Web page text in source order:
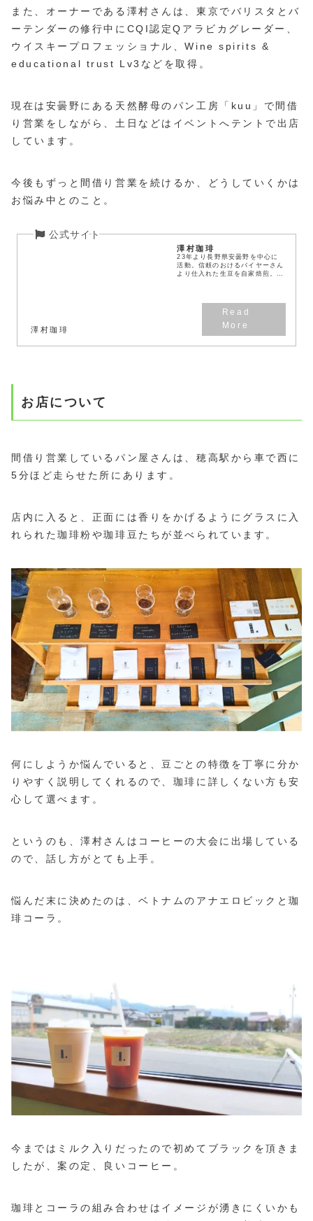
また、オーナーである澤村さんは、東京でバリスタとバ
ーテンダーの修行中にCQI認定Qアラビカグレーダー、
ウイスキープロフェッショナル、Wine spirits &
educational trust Lv3などを取得。
現在は安曇野にある天然酵母のパン工房「kuu」で間借
り営業をしながら、土日などはイベントへテントで出店
しています。
今後もずっと間借り営業を続けるか、どうしていくかは
お悩み中とのこと。
澤村珈琲
23年より長野県安曇野を中心に
活動。信頼のおけるバイヤーさん
より仕入れた生豆を自家焙煎。ス
澤村珈琲
お店について
間借り営業しているパン屋さんは、穂高駅から車で西に
5分ほど走らせた所にあります。
店内に入ると、正面には香りをかげるようにグラスに入
れられた珈琲粉や珈琲豆たちが並べられています。
何にしようか悩んでいると、豆ごとの特徴を丁寧に分か
りやすく説明してくれるので、珈琲に詳しくない方も安
心して選べます。
というのも、澤村さんはコーヒーの大会に出場している
ので、話し方がとても上手。
悩んだ末に決めたのは、ベトナムのアナエロビックと珈
琲コーラ。
今まではミルク入りだったので初めてブラックを頂きま
したが、案の定、良いコーヒー。
珈琲とコーラの組み合わせはイメージが湧きにくいかも